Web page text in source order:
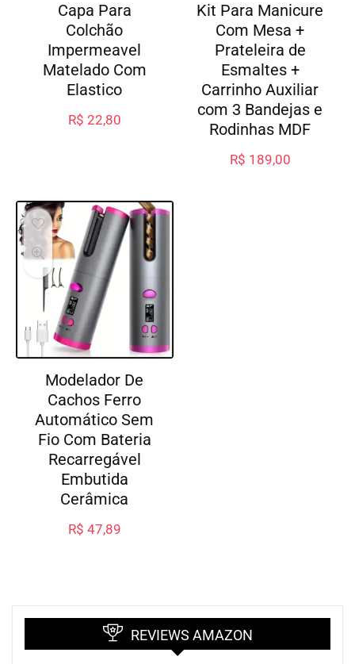
Capa Para
Colchão
Impermeavel
Matelado Com
Elastico
R$ 22,80
Kit Para Manicure
Com Mesa +
Prateleira de
Esmaltes +
Carrinho Auxiliar
com 3 Bandejas e
Rodinhas MDF
R$ 189,00
Modelador De
Cachos Ferro
Automático Sem
Fio Com Bateria
Recarregável
Embutida
Cerâmica
R$ 47,89
REVIEWS AMAZON